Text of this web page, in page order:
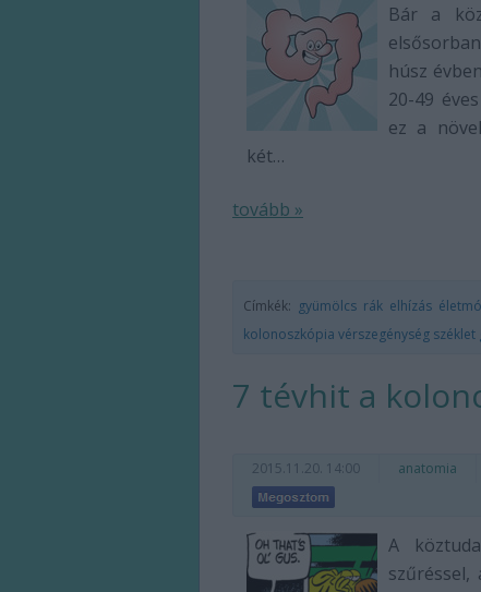
Bár a
húsz
20-49
ez a
két…
tovább »
Címkék: gyümölcs rák elhízás
kolonoszkópia vérszegénység széklet
7 tévhit a
2015.11.20. 14:00 anatomia
A
szűréssel,